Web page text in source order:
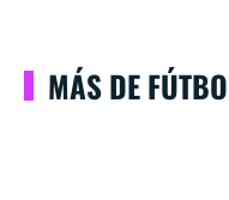
MÁS DE